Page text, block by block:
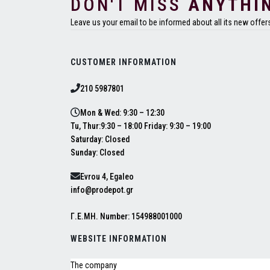
DON'T MISS
Leave us your email to be informed about all its new
CUSTOMER INFORMATION
210 5987801
Mon & Wed: 9:30 – 12:30
Tu, Thur:9:30 – 18:00 Friday: 9:30 – 19:00
Saturday: Closed
Sunday: Closed
Evrou 4, Egaleo
info@prodepot.gr
Γ.Ε.ΜΗ. Number: 154988001000
WEBSITE INFORMATION
The company